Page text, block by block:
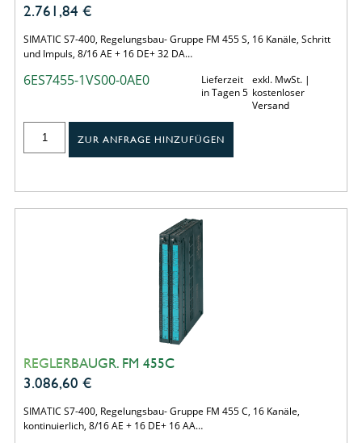
2.761,84 €
SIMATIC S7-400, Regelungsbau- Gruppe FM 455 S, 16 Kanäle, Schritt
und Impuls, 8/16 AE + 16 DE+ 32 DA…
6ES7455-1VS00-0AE0
Lieferzeit
in Tagen 5
exkl. MwSt. |
kostenloser
Versand
ZUR ANFRAGE HINZUFÜGEN
REGLERBAUGR. FM 455C
3.086,60 €
SIMATIC S7-400, Regelungsbau- Gruppe FM 455 C, 16 Kanäle,
kontinuierlich, 8/16 AE + 16 DE+ 16 AA…